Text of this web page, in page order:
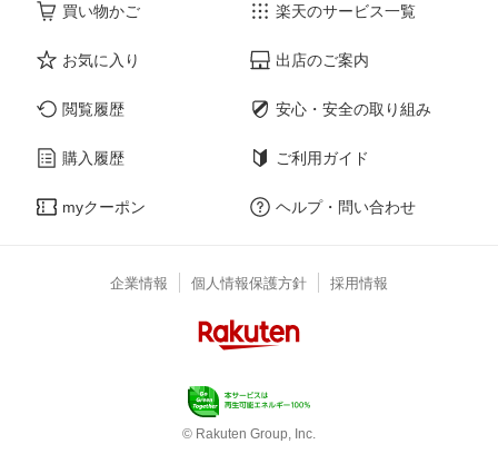
買い物かご
お気に入り
閲覧履歴
購入履歴
myクーポン
楽天のサービス一覧
出店のご案内
安心・安全の取り組み
ご利用ガイド
ヘルプ・問い合わせ
企業情報 個人情報保護方針 採用情報
© Rakuten Group, Inc.